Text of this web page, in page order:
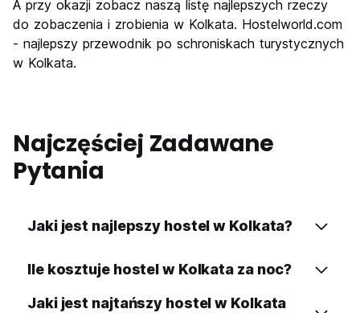
A przy okazji zobacz naszą listę najlepszych rzeczy
do zobaczenia i zrobienia w Kolkata. Hostelworld.com
- najlepszy przewodnik po schroniskach turystycznych
w Kolkata.
Najczęściej Zadawane
Pytania
Jaki jest najlepszy hostel w Kolkata?
Ile kosztuje hostel w Kolkata za noc?
Jaki jest najtańszy hostel w Kolkata